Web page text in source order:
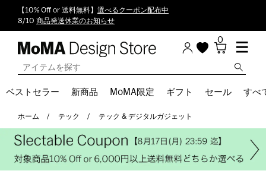
【10% Off or 送料無料】 選べるクーポン配布中
8/10 商品発送休業のお知らせ
0
ベストセラー 新商品 MoMA限定 ギフト セール すべ
ホーム テック テック & デジタルガジェット